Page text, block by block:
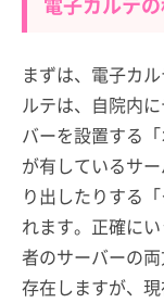
まずは、電子カ
ルテは、自院内
バーを設置する
が有しているサ
り出したりする
れます。正確に
者のサーバーの
存在しますが、